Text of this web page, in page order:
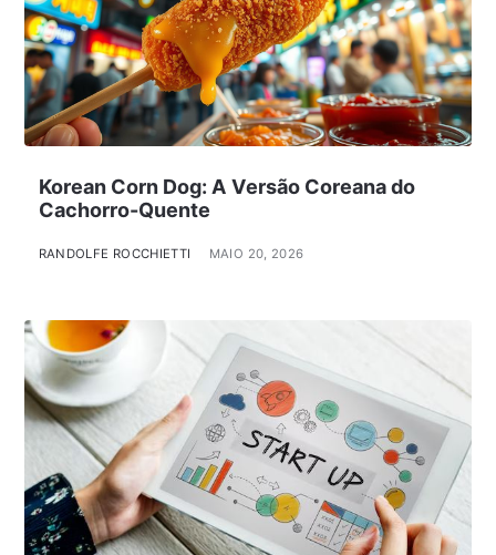
Korean Corn Dog: A Versão Coreana do
Cachorro-Quente
RANDOLFE ROCCHIETTI MAIO 20, 2026